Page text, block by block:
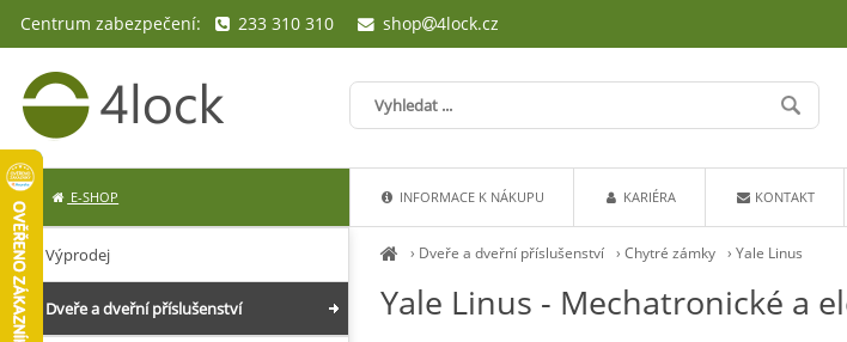
› Dveře a dveřní příslušenství ›Chytré zámky ›Yale Linus
Yale Linus - Mechatronické a
Výprodej
Dveře a dveřní příslušenství
E-SHOP INFORMACE K NÁKUPU KARIÉRA KONTAKT
Centrum zabezpečení: 233 310 310 shop 4lock.cz